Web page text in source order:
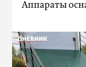
Аппараты